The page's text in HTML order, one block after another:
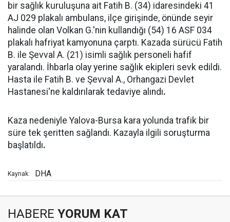
bir sağlık kuruluşuna ait Fatih B. (34) idaresindeki 41
AJ 029 plakalı ambulans, ilçe girişinde, önünde seyir
halinde olan Volkan G.'nin kullandığı (54) 16 ASF 034
plakalı hafriyat kamyonuna çarptı. Kazada sürücü Fatih
B. ile Şevval A. (21) isimli sağlık personeli hafif
yaralandı. İhbarla olay yerine sağlık ekipleri sevk edildi.
Hasta ile Fatih B. ve Şevval A., Orhangazi Devlet
Hastanesi'ne kaldırılarak tedaviye alındı.
Kaza nedeniyle Yalova-Bursa kara yolunda trafik bir
süre tek şeritten sağlandı. Kazayla ilgili soruşturma
başlatıldı.
Kaynak: DHA
HABERE YORUM KAT